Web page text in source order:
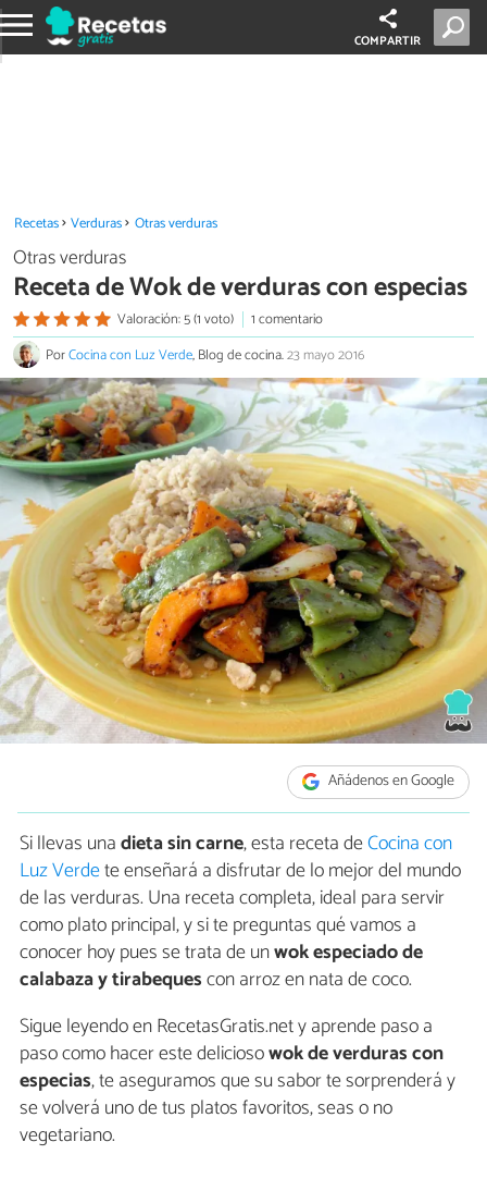
COMPARTIR
Recetas Verduras Otras verduras
Otras verduras
Receta de Wok de verduras con especias
Valoración: 5 (1 voto)
1 comentario
PorCocina con Luz Verde, Blog de cocina.23 mayo 2016
Añádenos en Google
Si llevas unadieta sin carne, esta receta deCocina con
Luz Verdete enseñará a disfrutar de lo mejor del mundo
de las verduras. Una receta completa, ideal para servir
como plato principal, y si te preguntas qué vamos a
conocer hoy pues se trata de unwok especiado de
calabaza y tirabequescon arroz en nata de coco.
Sigue leyendo en RecetasGratis.net y aprende paso a
paso como hacer este deliciosowok de verduras con
especias, te aseguramos que su sabor te sorprenderá y
se volverá uno de tus platos favoritos, seas o no
vegetariano.